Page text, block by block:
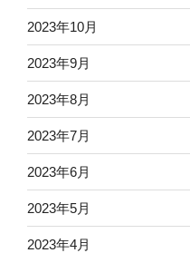
2023年10月
2023年9月
2023年8月
2023年7月
2023年6月
2023年5月
2023年4月